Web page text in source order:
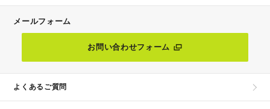
メールフォーム
お問い合わせフォーム
よくあるご質問